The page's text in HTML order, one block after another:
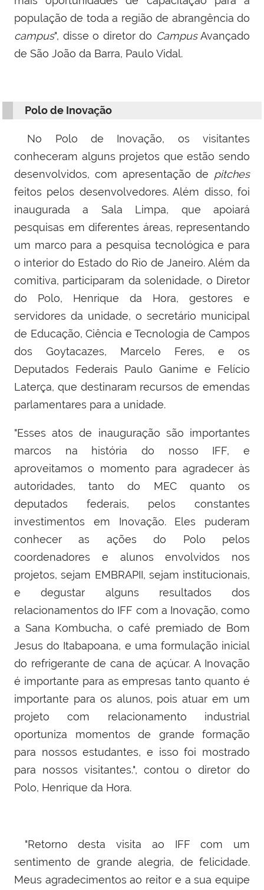
população de toda a região de abrangência do
campus", disse o diretor do CampusAvançado
de São João da Barra, Paulo Vidal.
Polo de Inovação
No Polo de Inovação, os visitantes
conheceram alguns projetos que estão sendo
desenvolvidos, com apresentação de pitches
feitos pelos desenvolvedores. Além disso, foi
inaugurada a Sala Limpa, que apoiará
pesquisas em diferentes áreas, representando
um marco para a pesquisa tecnológica e para
o interior do Estado do Rio de Janeiro. Além da
comitiva, participaram da solenidade, o Diretor
do Polo, Henrique da Hora, gestores e
servidores da unidade, o secretário municipal
de Educação, Ciência e Tecnologia de Campos
dos Goytacazes, Marcelo Feres, e os
Deputados Federais Paulo Ganime e Felício
Laterça, que destinaram recursos de emendas
parlamentares para a unidade.
"Esses atos de inauguração são importantes
marcos na história do nosso IFF, e
aproveitamos o momento para agradecer às
autoridades, tanto do MEC quanto os
deputados federais, pelos constantes
investimentos em Inovação. Eles puderam
conhecer as ações do Polo pelos
coordenadores e alunos envolvidos nos
projetos, sejam EMBRAPII, sejam institucionais,
e degustar alguns resultados dos
relacionamentos do IFF com a Inovação, como
a Sana Kombucha, o café premiado de Bom
Jesus do Itabapoana, e uma formulação inicial
do refrigerante de cana de açúcar.A Inovação
é importante para as empresas tanto quanto é
importante para os alunos, pois atuar em um
projeto com relacionamento industrial
oportuniza momentos de grande formação
para nossos estudantes, e isso foi mostrado
para nossos visitantes.", contou o diretor do
Polo, Henrique da Hora.
"Retorno desta visita ao IFF com um
sentimento de grande alegria, de felicidade.
Meus agradecimentos ao reitor e a sua equipe